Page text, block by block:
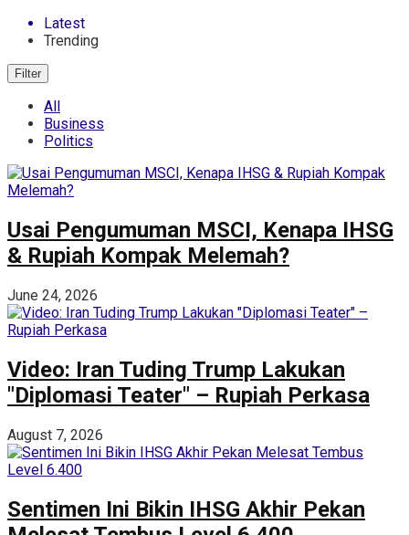
Latest
Trending
Filter
All
Business
Politics
Usai Pengumuman MSCI, Kenapa IHSG
& Rupiah Kompak Melemah?
June 24, 2026
Video: Iran Tuding Trump Lakukan
"Diplomasi Teater" – Rupiah Perkasa
August 7, 2026
Sentimen Ini Bikin IHSG Akhir Pekan